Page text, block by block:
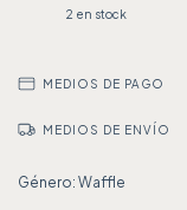
2 en stock
MEDIOS DE PAGO
MEDIOS DE ENVÍO
Género: Waffle